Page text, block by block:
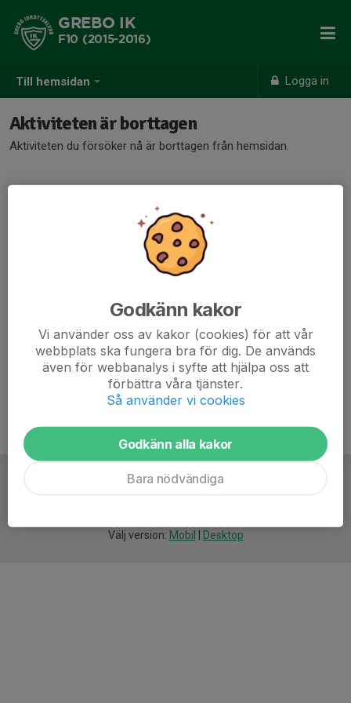
Till hemsidan Logga in
GREBO IK
F10 (2015-2016)
Aktiviteten är borttagen
Aktiviteten du försöker nå är borttagen från hemsidan.
Välj version: Mobil Desktop
Godkänn kakor
Vi använder oss av kakor (cookies) för att vår
webbplats ska fungera bra för dig. De används
även för webbanalys i syfte att hjälpa oss att
förbättra våra tjänster.
Så använder vi cookies
Godkänn alla kakor
Bara nödvändiga